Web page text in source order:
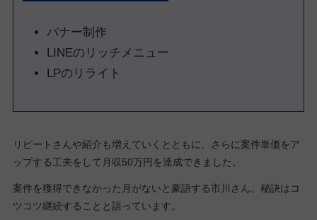
バナー制作
LINEのリッチメニュー
LPのリライト
リピートさんや紹介も増えていくとともに、さらに案件単価をア
ップする工夫をして月収50万円を達成できました。
案件を獲得できなかった月がないと豪語する市川さん。秘訣はコ
ツコツ継続することと語っています。